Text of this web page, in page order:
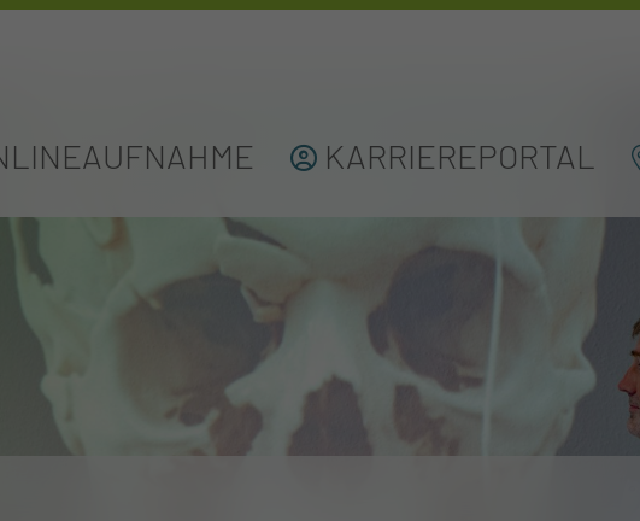
KARRIEREPORTAL